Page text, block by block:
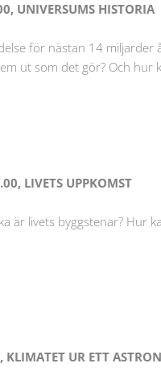
UNIVERSUMS HISTORIA
för nästan 14
ut som det gör? Och hur
LIVETS UPPKOMST
är livets byggstenar? Hur
UR ETT